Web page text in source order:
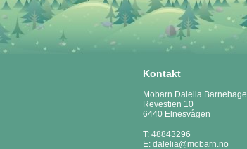
Kontakt
Mobarn Dalelia Barnehage
Revestien 10
6440 Elnesvågen
T: 48843296
E: dalelia@mobarn.no